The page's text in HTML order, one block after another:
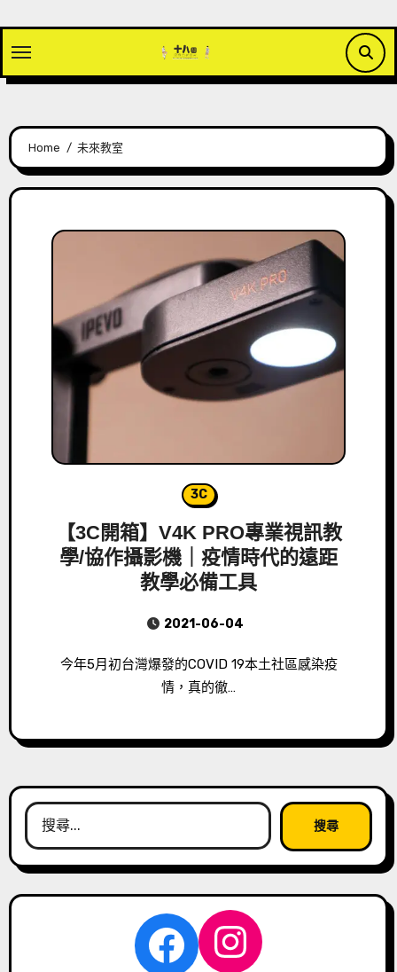
content
Home 未來教室
3C
【3C開箱】V4K PRO專業視訊教
學/協作攝影機｜疫情時代的遠距
教學必備工具
2021-06-04
今年5月初台灣爆發的COVID 19本土社區感染疫
情，真的徹…
搜
尋
關
Facebook